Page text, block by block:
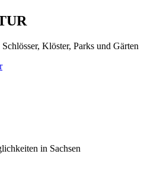
Klöster, Parks und Gärten
in Sachsen